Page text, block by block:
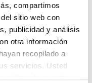
compartimos
sitio web con
publicidad y análisis
otra información
recopilado a
servicios. Usted